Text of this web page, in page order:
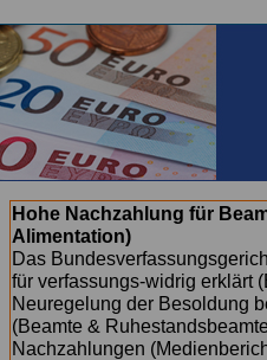
Hohe Nachzahlung für
Alimentation)
Das
für verfassungs-widrig erklärt
Neuregelung der Besoldung
(Beamte &
Nachzahlungen